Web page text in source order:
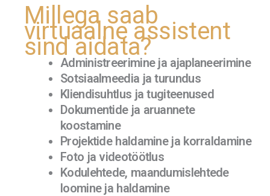
Millega saab
virtuaalne assistent
sind aidata?
Administreerimine ja ajaplaneerimine
Sotsiaalmeedia ja turundus
Kliendisuhtlus ja tugiteenused
Dokumentide ja aruannete
koostamine
Projektide haldamine ja korraldamine
Foto ja videotöötlus
Kodulehtede, maandumislehtede
loomine ja haldamine